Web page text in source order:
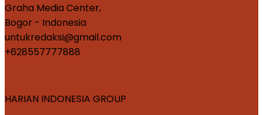
Graha Media Center,
Bogor - Indonesia
untukredaksi@gmail.com
+628557777888
HARIAN INDONESIA GROUP